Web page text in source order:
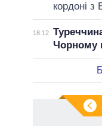
кордоні з
18:12
Чорному